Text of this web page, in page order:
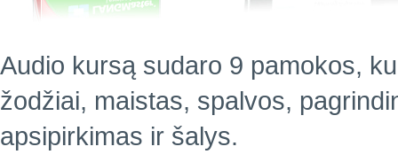
Audio kursą sudaro 9 pamokos,
žodžiai, maistas, spalvos,
apsipirkimas ir šalys.